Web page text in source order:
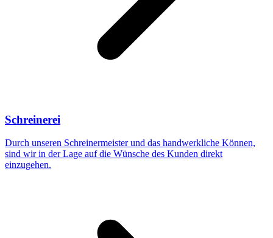
Schreinerei
Durch unseren Schreinermeister und das handwerkliche Können,
sind wir in der Lage auf die Wünsche des Kunden direkt
einzugehen.